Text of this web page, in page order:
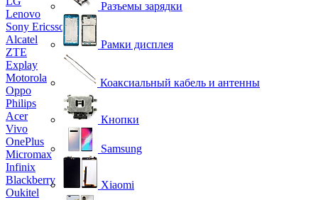
Lenovo
Sony Ericsson
Alcatel
ZTE
Explay
Motorola
Oppo
Philips
Acer
Vivo
OnePlus
Micromax
Infinix
Blackberry
Oukitel
Разъемы зарядки
Рамки дисплея
Коаксиальный кабель и антенны
Кнопки
Samsung
Xiaomi